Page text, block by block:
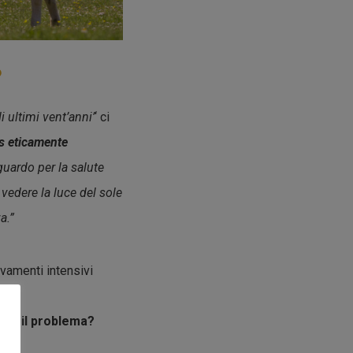
vent’anni’‘ ci
eticamente
per la salute
la luce del sole
intensivi
il problema?